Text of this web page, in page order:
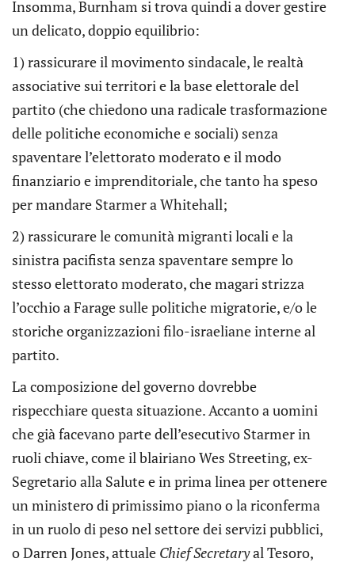
Insomma, Burnham si trova quindi a dover gestire
un delicato, doppio equilibrio:
1) rassicurare il movimento sindacale, le realtà
associative sui territori e la base elettorale del
partito (che chiedono una radicale trasformazione
delle politiche economiche e sociali) senza
spaventare l’elettorato moderato e il modo
finanziario e imprenditoriale, che tanto ha speso
per mandare Starmer a Whitehall;
2) rassicurare le comunità migranti locali e la
sinistra pacifista senza spaventare sempre lo
stesso elettorato moderato, che magari strizza
l’occhio a Farage sulle politiche migratorie, e/o le
storiche organizzazioni filo-israeliane interne al
partito.
La composizione del governo dovrebbe
rispecchiare questa situazione. Accanto a uomini
che già facevano parte dell’esecutivo Starmer in
ruoli chiave, come il blairiano Wes Streeting, ex-
Segretario alla Salute e in prima linea per ottenere
un ministero di primissimo piano o la riconferma
in un ruolo di peso nel settore dei servizi pubblici,
o Darren Jones, attuale Chief Secretaryal Tesoro,